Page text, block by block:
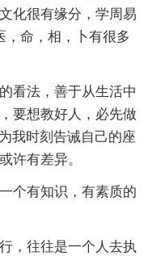
化很有缘分，学周易
，命，相，卜有很多
看法，善于从生活中
要想教好人，必先做
我时刻告诫自己的座
许有差异。
个有知识，有素质的
，往往是一个人去执